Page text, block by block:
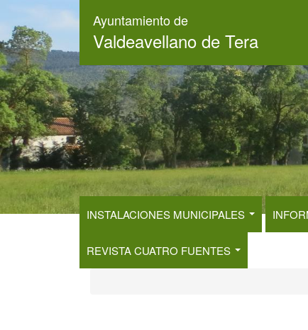
contenido
principal
Ayuntamiento de
Valdeavellano de Tera
INSTALACIONES MUNICIPALES
REVISTA CUATRO FUENTES